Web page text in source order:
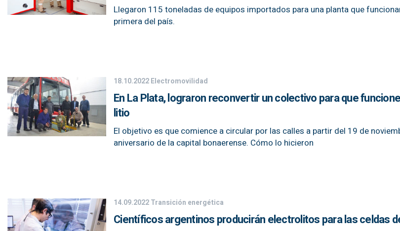
Llegaron 115 toneladas de equipos importados para una planta que
primera del país.
18.10.2022Electromovilidad
En La Plata, lograron reconvertir un colectivo para que
litio
El objetivo es que comience a circular por las calles a partir del 19 de
aniversario de la capital bonaerense. Cómo lo hicieron
14.09.2022Transición energética
Científicos argentinos producirán electrolitos para las celdas